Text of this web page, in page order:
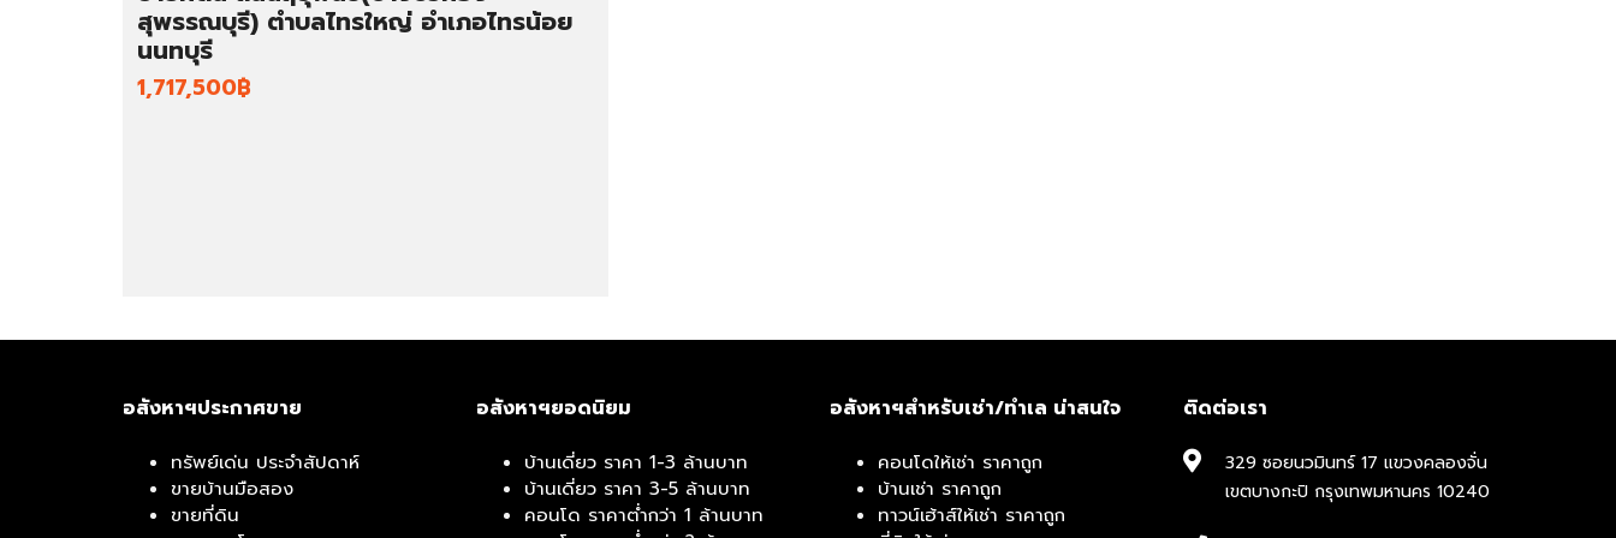
สุพรรณบุรี) ตำบลไทรใหญ่ อำเภอไทรน้อย
นนทบุรี
1,717,500฿
อสังหาฯประกาศขาย
ทรัพย์เด่น ประจำสัปดาห์
ขายบ้านมือสอง
ขายที่ดิน
อสังหาฯยอดนิยม
บ้านเดี่ยว ราคา 1-3 ล้านบาท
บ้านเดี่ยว ราคา 3-5 ล้านบาท
คอนโด ราคาต่ำกว่า 1 ล้านบาท
อสังหาฯสำหรับเช่า/ทำเล น่าสนใจ
คอนโดให้เช่า ราคาถูก
บ้านเช่า ราคาถูก
ทาวน์เฮ้าส์ให้เช่า ราคาถูก
ติดต่อเรา
329 ซอยนวมินทร์ 17 แขวงคลองจั่น
เขตบางกะปิ กรุงเทพมหานคร 10240